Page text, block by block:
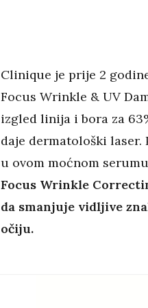
Clinique je prije 2
Focus Wrinkle & UV
izgled linija i bora za
daje dermatološki
u ovom moćnom
Focus Wrinkle
da smanjuje vidljive
očiju.